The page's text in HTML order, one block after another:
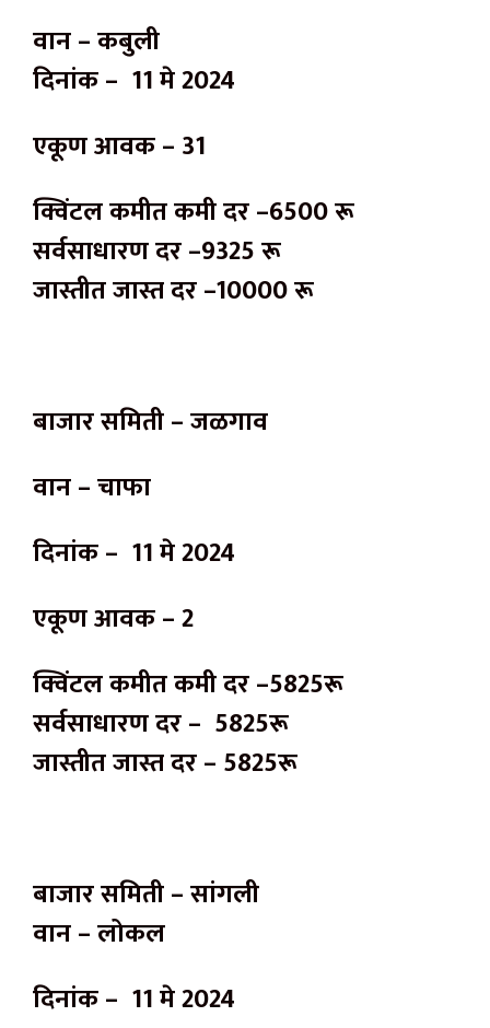
वान – कबुली
दिनांक – 11 मे 2024
एकूण आवक – 31
क्विंटल कमीत कमी दर –6500 रू
सर्वसाधारण दर –9325 रू
जास्तीत जास्त दर –10000 रू
बाजार समिती – जळगाव
वान – चाफा
दिनांक – 11 मे 2024
एकूण आवक – 2
क्विंटल कमीत कमी दर –5825रू
सर्वसाधारण दर – 5825रू
जास्तीत जास्त दर – 5825रू
बाजार समिती – सांगली
वान – लोकल
दिनांक – 11 मे 2024